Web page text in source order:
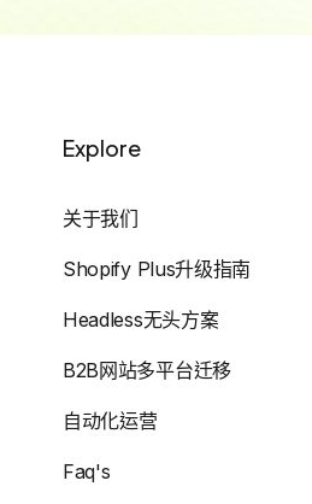
Explore
关于我们
Shopify Plus升级指南
Headless无头方案
B2B网站多平台迁移
自动化运营
Faq's